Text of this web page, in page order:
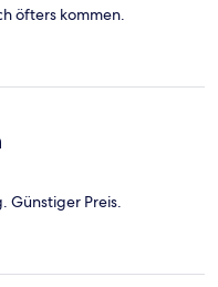
öfters kommen.
Günstiger Preis.